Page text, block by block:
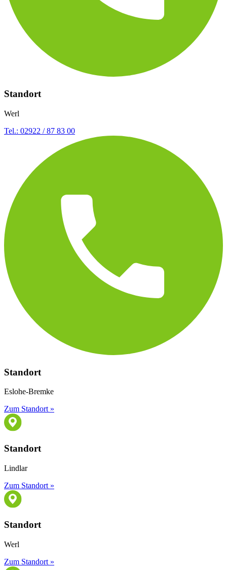
Standort
Werl
Tel.: 02922 / 87 83 00
Standort
Eslohe-Bremke
Zum Standort »
Standort
Lindlar
Zum Standort »
Standort
Werl
Zum Standort »